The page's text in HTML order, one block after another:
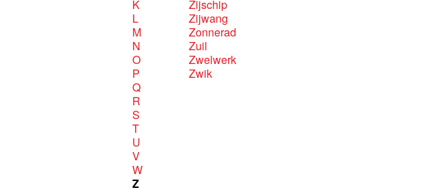
K
L
M
N
O
P
Q
R
S
T
U
V
W
Z
Zijschip
Zijwang
Zonnerad
Zuil
Zwelwerk
Zwik